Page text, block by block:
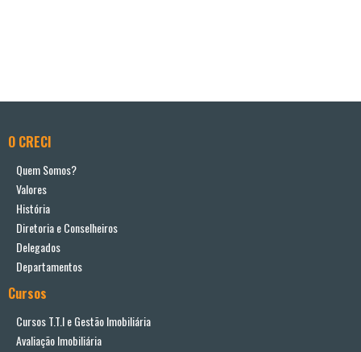
O CRECI
Quem Somos?
Valores
História
Diretoria e Conselheiros
Delegados
Departamentos
Cursos
Cursos T.T.I e Gestão Imobiliária
Avaliação Imobiliária